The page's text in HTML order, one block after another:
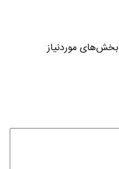
بخش‌های موردنیاز